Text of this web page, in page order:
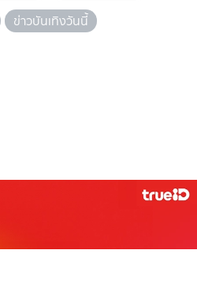
ข่าวบันเทิงวันนี้